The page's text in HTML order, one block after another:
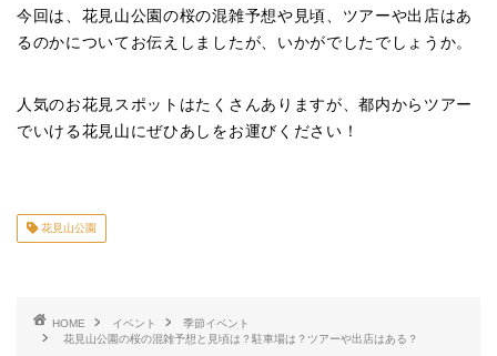
今回は、花見山公園の桜の混雑予想や見頃、ツアーや出店はあ
るのかについてお伝えしましたが、いかがでしたでしょうか。
人気のお花見スポットはたくさんありますが、都内からツアー
でいける花見山にぜひあしをお運びください！
花見山公園
HOME イベント
季節イベント
花見山公園の桜の混雑予想と見頃は？駐車場は？ツアーや出店はある？